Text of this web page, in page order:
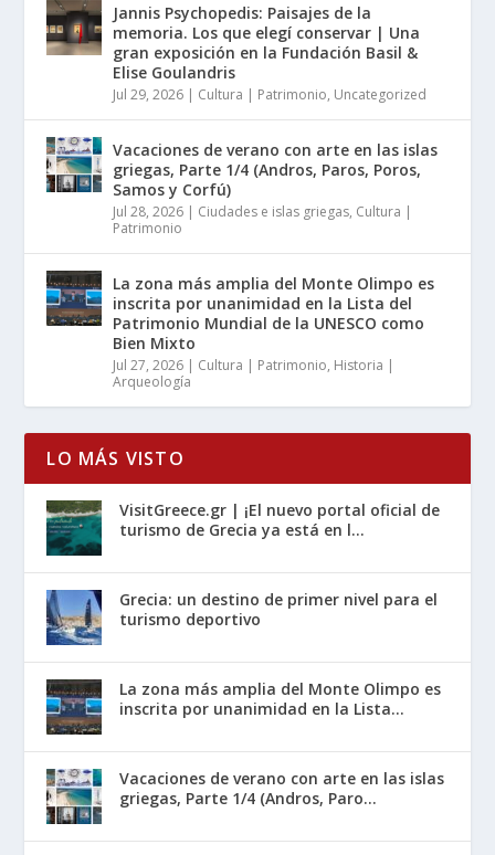
Jannis Psychopedis: Paisajes de la
memoria. Los que elegí conservar | Una
gran exposición en la Fundación Basil &
Elise Goulandris
Jul 29, 2026 | Cultura | Patrimonio, Uncategorized
Vacaciones de verano con arte en las islas
griegas, Parte 1/4 (Andros, Paros, Poros,
Samos y Corfú)
Jul 28, 2026 | Ciudades e islas griegas, Cultura |
Patrimonio
La zona más amplia del Monte Olimpo es
inscrita por unanimidad en la Lista del
Patrimonio Mundial de la UNESCO como
Bien Mixto
Jul 27, 2026 | Cultura | Patrimonio, Historia |
Arqueología
LO MÁS VISTO
VisitGreece.gr | ¡El nuevo portal oficial de
turismo de Grecia ya está en l...
Grecia: un destino de primer nivel para el
turismo deportivo
La zona más amplia del Monte Olimpo es
inscrita por unanimidad en la Lista...
Vacaciones de verano con arte en las islas
griegas, Parte 1/4 (Andros, Paro...